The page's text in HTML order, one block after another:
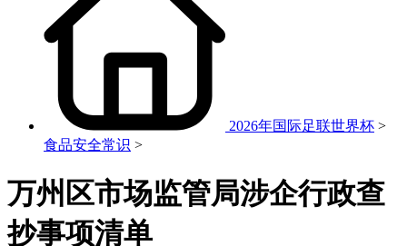
2026年国际足联世界杯 >
食品安全常识 >
万州区市场监管局涉企行政查
抄事项清单